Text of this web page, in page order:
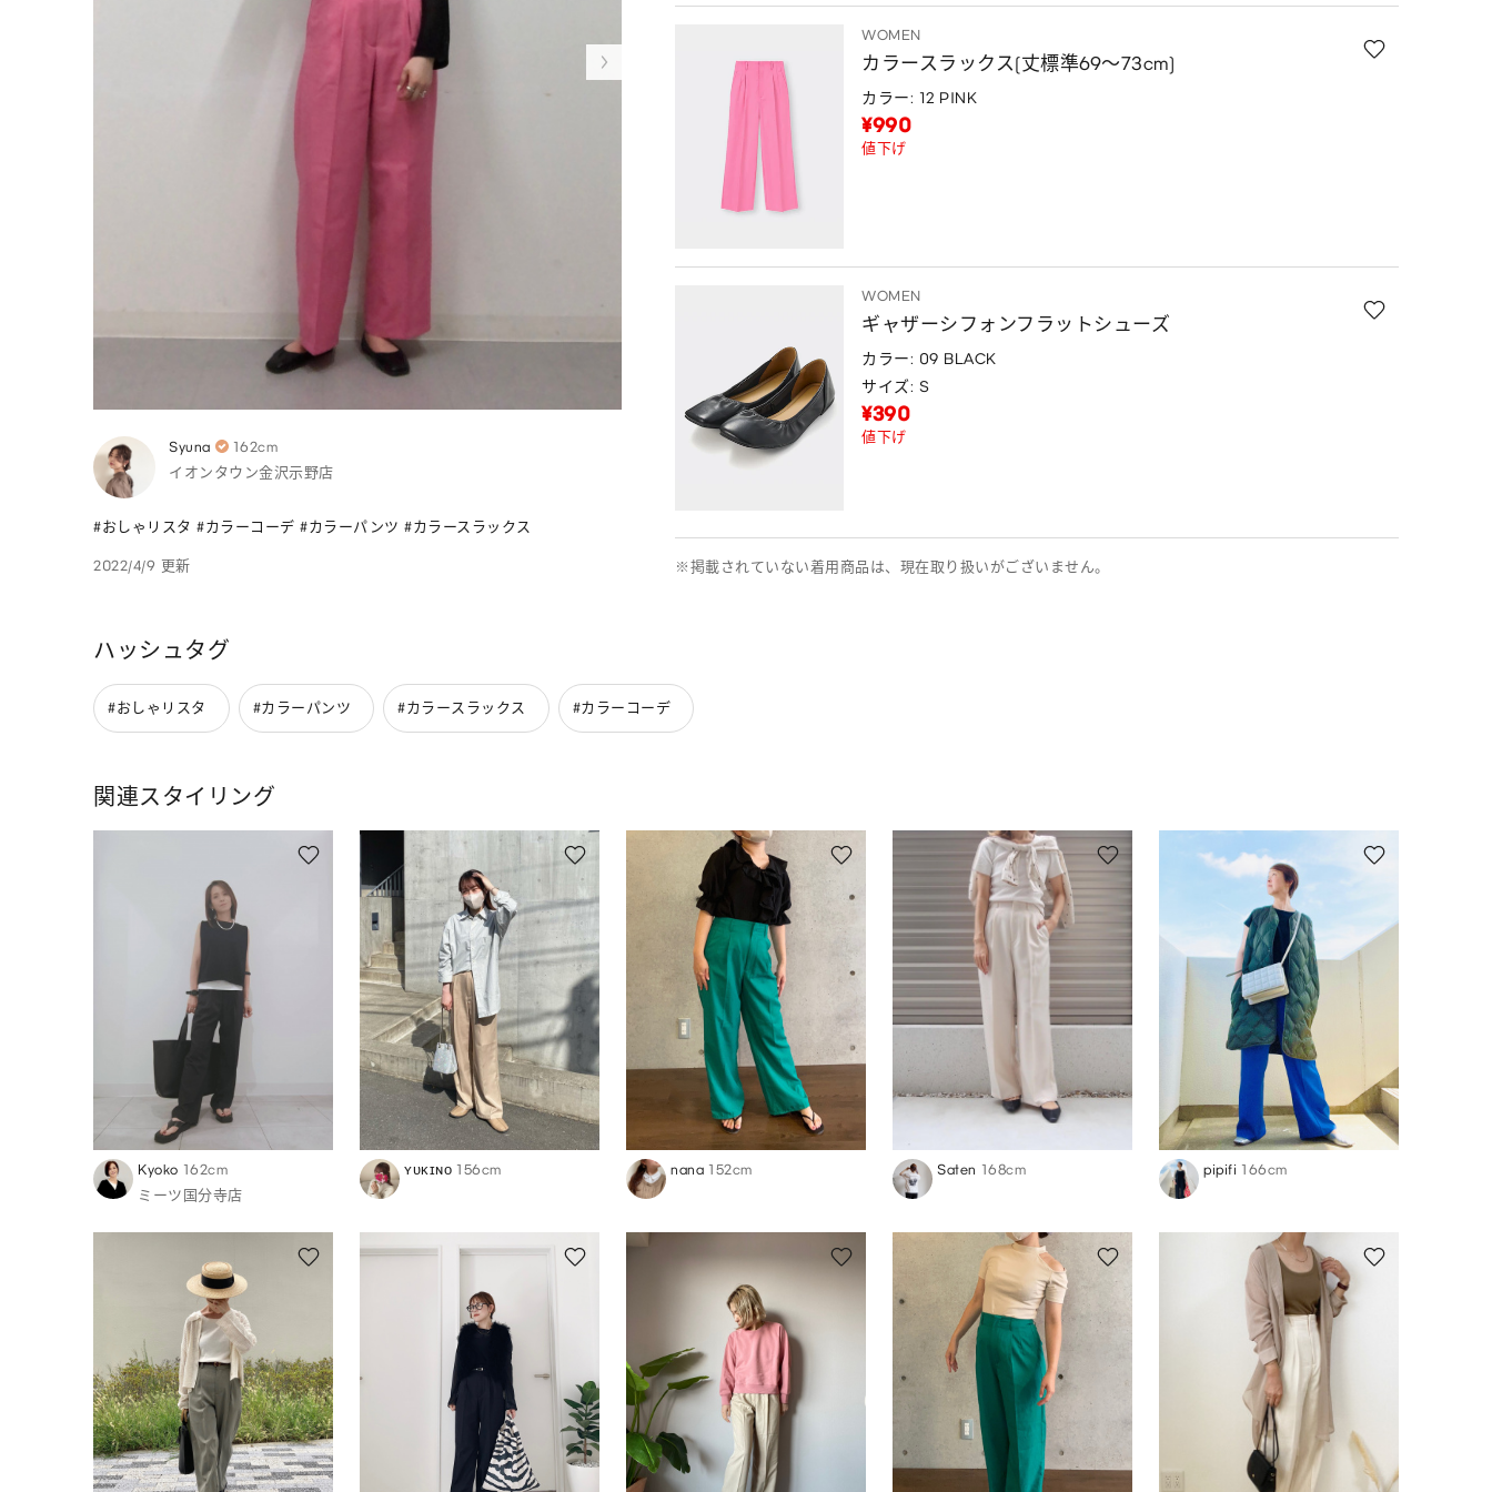
Syuna
162cm
イオンタウン金沢示野店
#おしゃリスタ #カラーコーデ #カラーパンツ #カラースラックス
2022/4/9 更新
WOMEN
カラースラックス(丈標準69～73cm)
カラー: 12 PINK
¥990
値下げ
WOMEN
ギャザーシフォンフラットシューズ
カラー: 09 BLACK
サイズ: S
¥390
値下げ
※掲載されていない着用商品は、現在取り扱いがございません。
ハッシュタグ
#おしゃリスタ #カラーパンツ #カラースラックス #カラーコーデ
関連スタイリング
Kyoko 162cm
ミーツ国分寺店
ʏᴜᴋɪɴᴏ 156cm nana 152cm Saten 168cm pipifi 166cm